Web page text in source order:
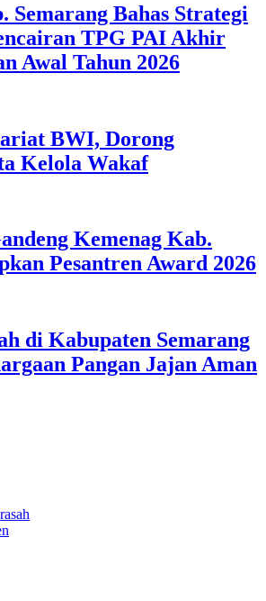
Semarang Bahas Strategi
TPG PAI Akhir
Awal Tahun 2026
BWI, Dorong
Kelola Wakaf
Kemenag Kab.
Pesantren Award 2026
di Kabupaten Semarang
Pangan Jajan Aman